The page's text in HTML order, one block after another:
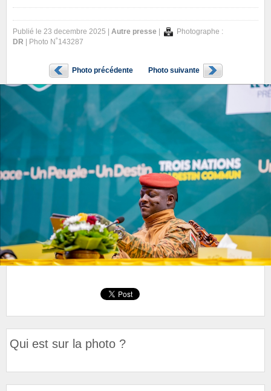
Publié le 23 decembre 2025 | Autre presse
Photographe :
DR | Photo N˚143287
Photo précédente Photo suivante
Qui est sur la photo ?